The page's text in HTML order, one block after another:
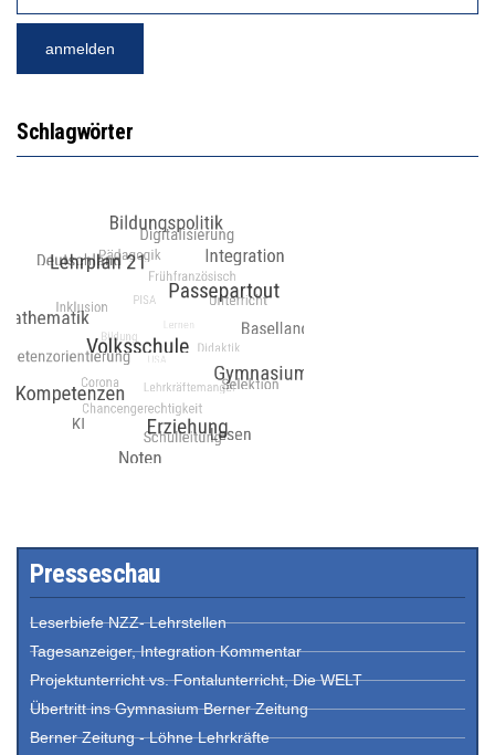
Schlagwörter
Presseschau
Leserbiefe NZZ- Lehrstellen
Tagesanzeiger, Integration Kommentar
Projektunterricht vs. Fontalunterricht, Die WELT
Übertritt ins Gymnasium Berner Zeitung
Berner Zeitung - Löhne Lehrkräfte